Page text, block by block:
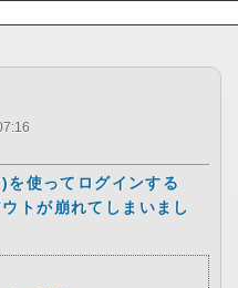
使ってログインする
トが崩れてしまいまし